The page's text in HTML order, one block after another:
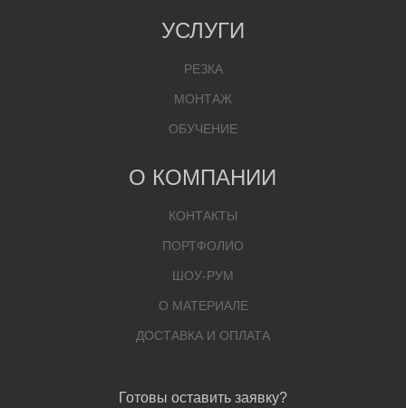
Готовы оставить заявку?
УСЛУГИ
РЕЗКА
МОНТАЖ
ОБУЧЕНИЕ
О КОМПАНИИ
КОНТАКТЫ
ПОРТФОЛИО
ШОУ-РУМ
О МАТЕРИАЛЕ
ДОСТАВКА И ОПЛАТА